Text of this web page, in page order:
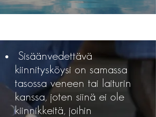
Sisäänvedettävä
kiinnitysköysi on samassa
tasossa veneen tai laiturin
kanssa, joten siinä ei ole
kiinnikkeitä, joihin